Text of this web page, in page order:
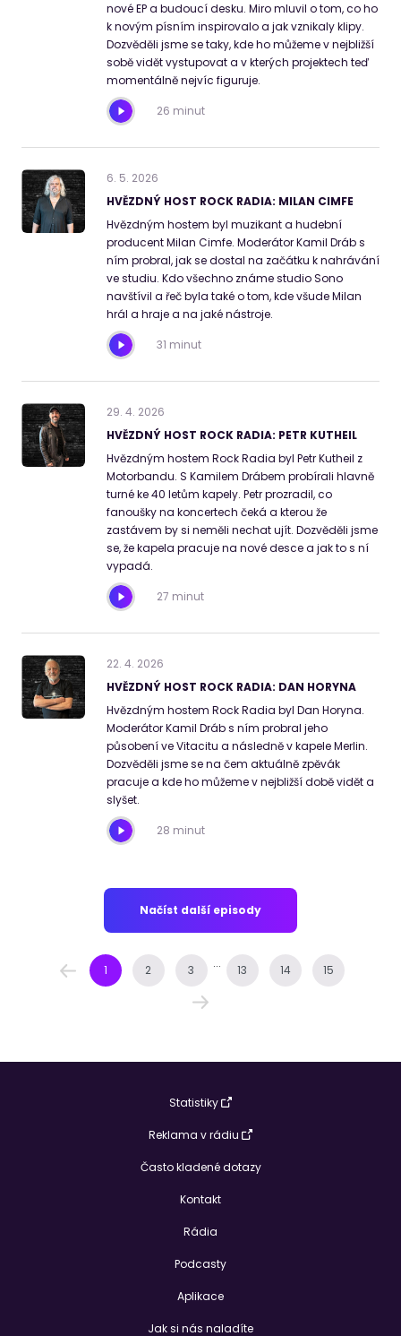
nové EP a budoucí desku. Miro mluvil o tom, co ho
k novým písním inspirovalo a jak vznikaly klipy.
Dozvěděli jsme se taky, kde ho můžeme v nejbližší
sobě vidět vystupovat a v kterých projektech teď
momentálně nejvíc figuruje.
26 minut
6. 5. 2026
HVĚZDNÝ HOST ROCK RADIA: MILAN CIMFE
Hvězdným hostem byl muzikant a hudební
producent Milan Cimfe. Moderátor Kamil Dráb s
ním probral, jak se dostal na začátku k nahrávání
ve studiu. Kdo všechno známe studio Sono
navštívil a řeč byla také o tom, kde všude Milan
hrál a hraje a na jaké nástroje.
31 minut
29. 4. 2026
HVĚZDNÝ HOST ROCK RADIA: PETR KUTHEIL
Hvězdným hostem Rock Radia byl Petr Kutheil z
Motorbandu. S Kamilem Drábem probírali hlavně
turné ke 40 letům kapely. Petr prozradil, co
fanoušky na koncertech čeká a kterou že
zastávem by si neměli nechat ujít. Dozvěděli jsme
se, že kapela pracuje na nové desce a jak to s ní
vypadá.
27 minut
22. 4. 2026
HVĚZDNÝ HOST ROCK RADIA: DAN HORYNA
Hvězdným hostem Rock Radia byl Dan Horyna.
Moderátor Kamil Dráb s ním probral jeho
působení ve Vitacitu a následně v kapele Merlin.
Dozvěděli jsme se na čem aktuálně zpěvák
pracuje a kde ho můžeme v nejbližší době vidět a
slyšet.
28 minut
Načíst další episody
1 2 3 ... 13 14 15
Statistiky
Reklama v rádiu
Často kladené dotazy
Kontakt
Rádia
Podcasty
Aplikace
Jak si nás naladíte